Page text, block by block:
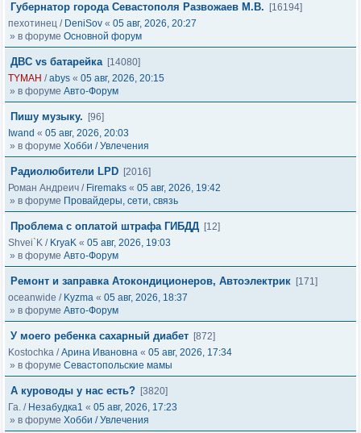
Губернатор города Севастополя Развожаев М.В.
[16194]
пехотинец / DeniSov « 05 авг, 2026, 20:27
» в форуме Основной форум
ДВС vs батарейка [14080]
TYMAH /abys « 05 авг, 2026, 20:15
» в форуме Авто-Форум
Пишу музыку.
[96]
Iwand « 05 авг, 2026, 20:03
» в форуме Хобби / Увлечения
Радиолюбители LPD [2016]
Роман Андреич / Firemaks « 05 авг, 2026, 19:42
» в форуме Провайдеры, сети, связь
Проблема с оплатой штрафа ГИБДД [12]
Shvei`K / KryaK « 05 авг, 2026, 19:03
» в форуме Авто-Форум
Ремонт и заправка Атокондиционеров, Автоэлектрик [171]
oceanwide / Kyzma « 05 авг, 2026, 18:37
» в форуме Авто-Форум
У моего ребенка сахарный диабет [872]
Kostochka /Арина Ивановна « 05 авг, 2026, 17:34
» в форуме Севастопольские мамы
А куроводы у нас есть? [3820]
Га. / Незабудка1 « 05 авг, 2026, 17:23
» в форуме Хобби / Увлечения